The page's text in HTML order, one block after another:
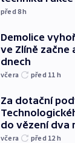
před 8h
Demolice
ve Zlíně začne
dnech
včera před 11 h
Za dotační
do vězení dva
včera před 12 h